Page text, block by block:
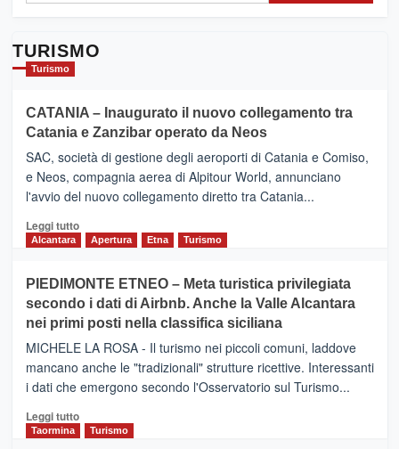
TURISMO
Turismo
CATANIA – Inaugurato il nuovo collegamento tra
Catania e Zanzibar operato da Neos
SAC, società di gestione degli aeroporti di Catania e Comiso,
e Neos, compagnia aerea di Alpitour World, annunciano
l'avvio del nuovo collegamento diretto tra Catania...
Leggi tuttoLeggi
CATANIA
–
Inaugurato
il
nuovo
collegamento
tra
e
Zanzibar
Alcantara Apertura Etna Turismo
PIEDIMONTE ETNEO – Meta turistica privilegiata
secondo i dati di Airbnb. Anche la Valle Alcantara
nei primi posti nella classifica siciliana
MICHELE LA ROSA - Il turismo nei piccoli comuni, laddove
mancano anche le "tradizionali" strutture ricettive. Interessanti
i dati che emergono secondo l'Osservatorio sul Turismo...
Leggi tuttoLeggi
Taormina Turismo